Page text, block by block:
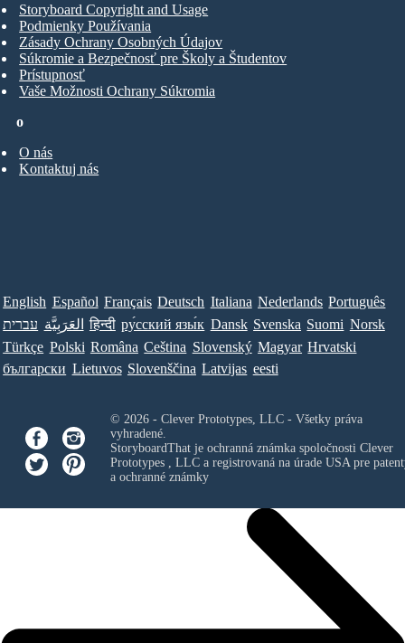
o
O nás
Kontaktuj nás
Storyboard Copyright and Usage
Podmienky Používania
Zásady Ochrany Osobných Údajov
Súkromie a Bezpečnosť pre Školy a Študentov
Prístupnosť
Vaše Možnosti Ochrany Súkromia
English Español Français Deutsch Italiana Nederlands Português
עברית العَرَبِيَّة हिन्दी ру́сский язы́к Dansk Svenska Suomi Norsk
Türkçe Polski Româna Ceština Slovenský Magyar Hrvatski
български Lietuvos Slovenščina Latvijas eesti
© 2026 - Clever Prototypes, LLC - Všetky práva
vyhradené.
StoryboardThat je ochranná známka spoločnosti Clever
Prototypes , LLCa registrovaná na úrade USA pre
a ochranné známky